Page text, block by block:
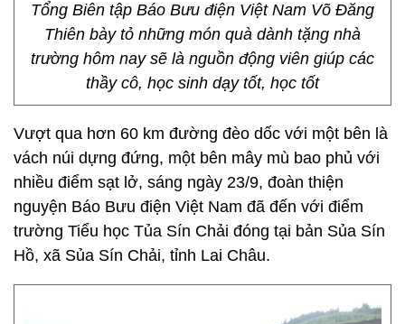
Tổng Biên tập Báo Bưu điện Việt Nam Võ Đăng
Thiên bày tỏ những món quà dành tặng nhà
trường hôm nay sẽ là nguồn động viên giúp các
thầy cô, học sinh dạy tốt, học tốt
Vượt qua hơn 60 km đường đèo dốc với một bên là
vách núi dựng đứng, một bên mây mù bao phủ với
nhiều điểm sạt lở, sáng ngày 23/9, đoàn thiện
nguyện Báo Bưu điện Việt Nam đã đến với điểm
trường Tiểu học Tủa Sín Chải đóng tại bản Sủa Sín
Hồ, xã Sủa Sín Chải, tỉnh Lai Châu.